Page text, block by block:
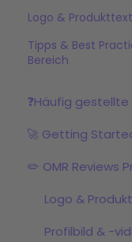
Logo &
Tipps & Best
Bereich
❓Häufig gestellte
Was ist OMR
Welche
OMR Reviews
Bewertungen
🚀 Getting
Schritt 1: Profil
Schritt 2:
Schritt 3: Mit
✏️ OMR Reviews
Logo &
Profilbild & -